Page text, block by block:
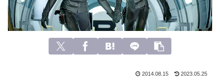
2014.08.15 2023.05.25